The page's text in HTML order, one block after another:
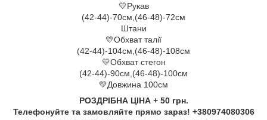
💛Рукав
(42-44)-70см,(46-48)-72см
Штани
💛Обхват талії
(42-44)-104см,(46-48)-108см
💛Обхват стегон
(42-44)-90см,(46-48)-100см
💛Довжина 100см
РОЗДРІБНА ЦІНА + 50 грн.
Телефонуйте та замовляйте прямо зараз! +380974080306